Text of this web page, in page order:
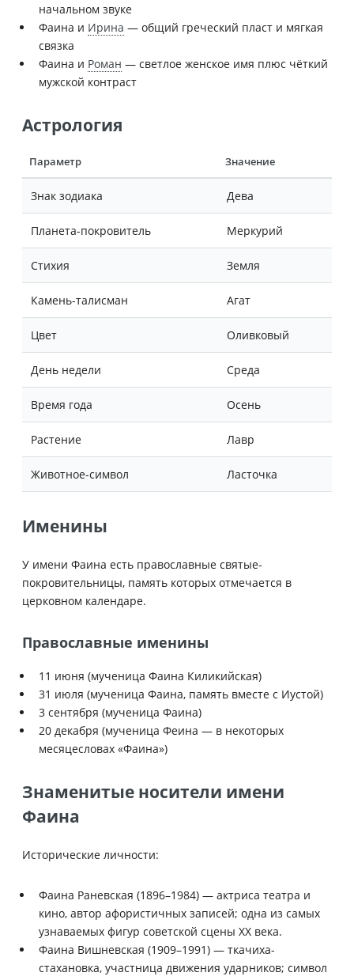
начальном звуке
Фаина и Ирина — общий греческий пласт и мягкая
связка
Фаина и Роман — светлое женское имя плюс чёткий
мужской контраст
Астрология
Параметр Значение
Знак зодиака Дева
Планета-покровитель Меркурий
Стихия Земля
Камень-талисман Агат
Цвет Оливковый
День недели Среда
Время года Осень
Растение Лавр
Животное-символ Ласточка
Именины
У имени Фаина есть православные святые-
покровительницы, память которых отмечается в
церковном календаре.
Православные именины
11 июня (мученица Фаина Киликийская)
31 июля (мученица Фаина, память вместе с Иустой)
3 сентября (мученица Фаина)
20 декабря (мученица Феина — в некоторых
месяцесловах «Фаина»)
Знаменитые носители имени
Фаина
Исторические личности:
Фаина Раневская (1896–1984) — актриса театра и
кино, автор афористичных записей; одна из самых
узнаваемых фигур советской сцены XX века.
Фаина Вишневская (1909–1991) — ткачиха-
стахановка, участница движения ударников; символ